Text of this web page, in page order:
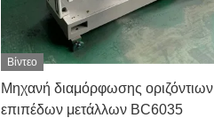
Βίντεο
Μηχανή διαμόρφωσης οριζόντιων
επιπέδων μετάλλων BC6035